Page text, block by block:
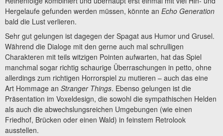
Hergelaufe gefunden werden müssen, könnte an Echo Generation
bald die Lust verlieren.
Sehr gut gelungen ist dagegen der Spagat aus Humor und Grusel.
Während die Dialoge mit den gerne auch mal schrulligen
Charakteren mit teils witzigen Pointen aufwarten, hat das Spiel
manchmal sogar richtig schaurige Überraschungen in petto, ohne
allerdings zum richtigen Horrorspiel zu mutieren – auch das eine
Art Hommage an Stranger Things. Ebenso gelungen ist die
Präsentation im Voxeldesign, die sowohl die sympathischen Helden
als auch die abwechslungsreichen Umgebungen (wie einen
Friedhof, Brücken oder einen Wald) in feinstem Retrolook
ausstellen.